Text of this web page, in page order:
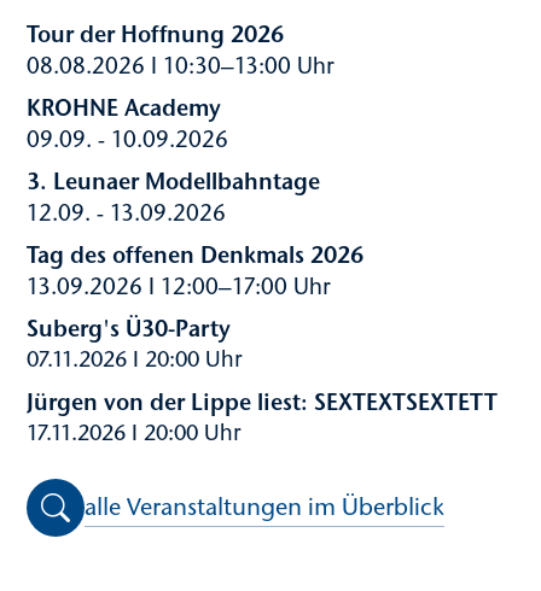
Tour der Hoffnung 2026
08.08.2026 I 10:30–13:00 Uhr
KROHNE Academy
09.09. - 10.09.2026
3. Leunaer Modellbahntage
12.09. - 13.09.2026
Tag des offenen Denkmals 2026
13.09.2026 I 12:00–17:00 Uhr
Suberg's Ü30-Party
07.11.2026 I 20:00 Uhr
Jürgen von der Lippe liest: SEXTEXTSEXTETT
17.11.2026 I 20:00 Uhr
alle Veranstaltungen im Überblick